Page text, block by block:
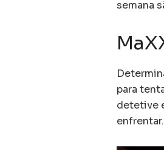
semana
para
detetive
enfrentar.